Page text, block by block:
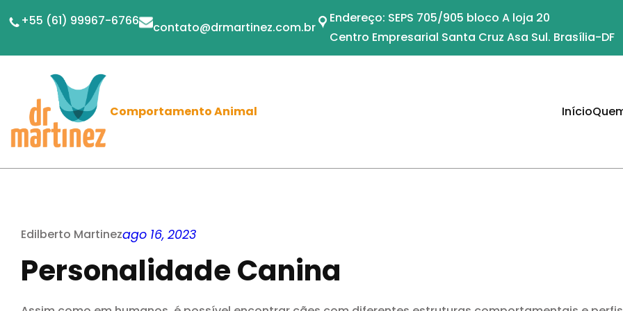
para
o
conteúdo
+55 (61) 99967-6766 contato@drmartinez.com.br
Endereço: SEPS 705/905 bloco A loja 20
Centro Empresarial Santa Cruz Asa Sul. Brasília-DF
Comportamento Animal Início
Edilberto Martinezago 16, 2023
Personalidade Canina